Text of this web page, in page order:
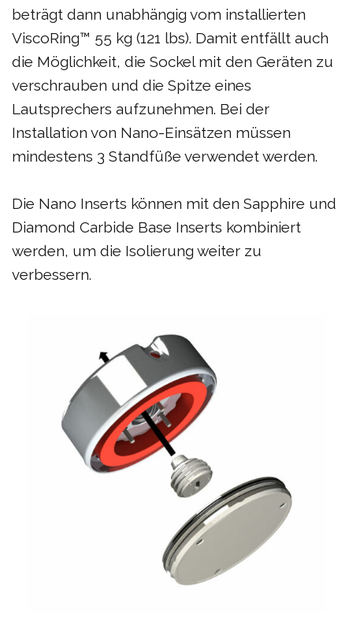
beträgt dann unabhängig vom installierten
ViscoRing™ 55 kg (121 lbs). Damit entfällt auch
die Möglichkeit, die Sockel mit den Geräten zu
verschrauben und die Spitze eines
Lautsprechers aufzunehmen. Bei der
Installation von Nano-Einsätzen müssen
mindestens 3 Standfüße verwendet werden.
Die Nano Inserts können mit den Sapphire und
Diamond Carbide Base Inserts kombiniert
werden, um die Isolierung weiter zu
verbessern.